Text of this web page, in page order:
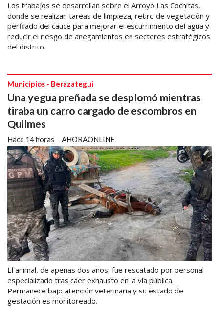
Los trabajos se desarrollan sobre el Arroyo Las Cochitas,
donde se realizan tareas de limpieza, retiro de vegetación y
perfilado del cauce para mejorar el escurrimiento del agua y
reducir el riesgo de anegamientos en sectores estratégicos
del distrito.
Una yegua preñada se desplomó mientras
tiraba un carro cargado de escombros en
Quilmes
AHORAONLINE
Municipios - Berazategui
Hace 14 horas
El animal, de apenas dos años, fue rescatado por personal
especializado tras caer exhausto en la vía pública.
Permanece bajo atención veterinaria y su estado de
gestación es monitoreado.